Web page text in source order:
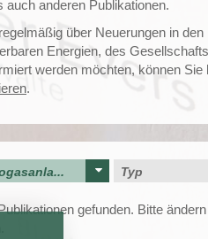
auch anderen Publikationen.
über Neuerungen in den
Energien, des
werden möchten, können
.
Typ
gefunden. Bitte